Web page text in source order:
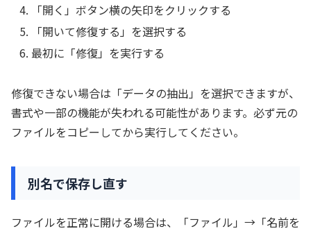
「開く」ボタン横の矢印をクリックする
「開いて修復する」を選択する
最初に「修復」を実行する
修復できない場合は「データの抽出」を選択できますが、
書式や一部の機能が失われる可能性があります。必ず元の
ファイルをコピーしてから実行してください。
別名で保存し直す
ファイルを正常に開ける場合は、「ファイル」→「名前を